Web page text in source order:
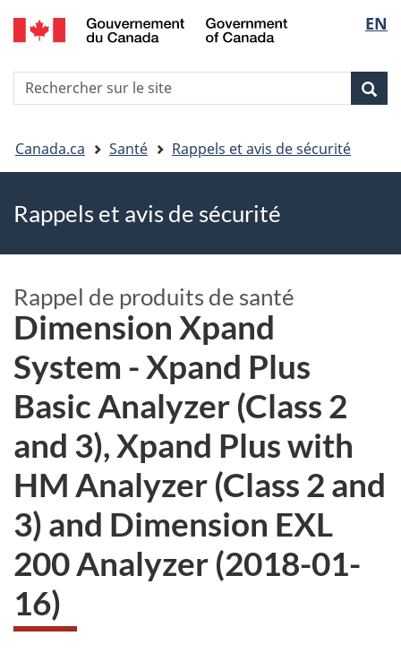
Skip
to
Skip
to
Passer
à
HTML
de
la
EN
Recherche
Vous
êtes
ici
Canada.ca Santé Rappels et avis de sécurité
Rappels et avis de sécurité
Rappel de produits de santé
Dimension Xpand
System - Xpand Plus
Basic Analyzer (Class 2
and 3), Xpand Plus with
HM Analyzer (Class 2 and
3) and Dimension EXL
200 Analyzer (2018-01-
16)